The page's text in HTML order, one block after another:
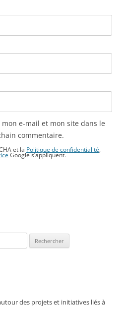
e-mail et mon site dans le
commentaire.
et la Politique de confidentialité
Google s’appliquent.
des projets et initiatives liés à